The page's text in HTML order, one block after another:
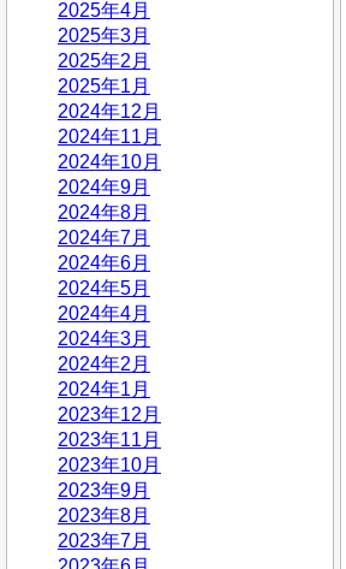
2025年4月
2025年3月
2025年2月
2025年1月
2024年12月
2024年11月
2024年10月
2024年9月
2024年8月
2024年7月
2024年6月
2024年5月
2024年4月
2024年3月
2024年2月
2024年1月
2023年12月
2023年11月
2023年10月
2023年9月
2023年8月
2023年7月